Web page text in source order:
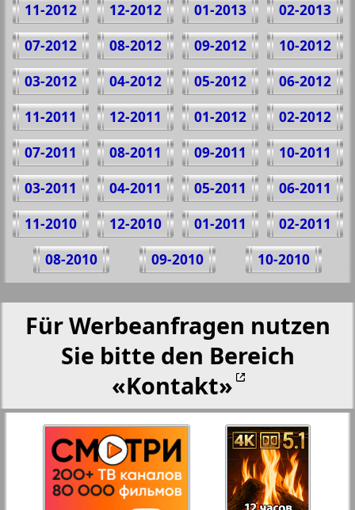
02-2013
01-2013
12-2012
11-2012
10-2012
09-2012
08-2012
07-2012
06-2012
05-2012
04-2012
03-2012
02-2012
01-2012
12-2011
11-2011
10-2011
09-2011
08-2011
07-2011
06-2011
05-2011
04-2011
03-2011
02-2011
01-2011
12-2010
11-2010
10-2010
09-2010
08-2010
Für Werbeanfragen nutzen
Sie bitte den Bereich
«Kontakt»